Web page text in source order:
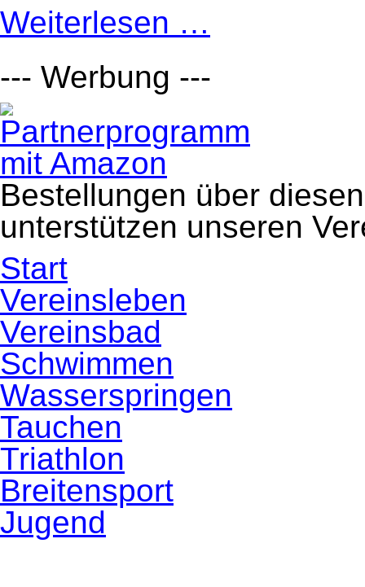
Weiterlesen … beim
Track
Griesheim
–
auf
Aufstiegskurs
in
der
--- Werbung ---
Bestellungen über
unterstützen unseren
Navigation
überspringen
Start
Vereinsleben
Vereinsbad
Schwimmen
Wasserspringen
Tauchen
Triathlon
Breitensport
Jugend